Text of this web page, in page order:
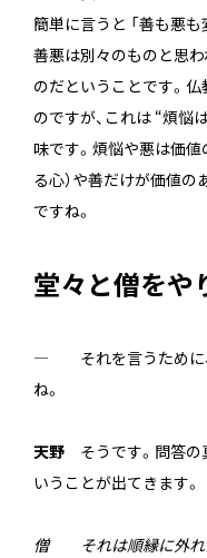
簡単に言うと 「善も悪も
善悪は別々のものと思わ
のだということです。仏
のですが、これは “煩
味です。煩悩や悪は価値
る心）や善だけが価値
ですね。
堂々と僧をや
— それを言うために、
ね。
天野 そうです。問答の
いうことが出てきます。
僧 それは順縁に外れ